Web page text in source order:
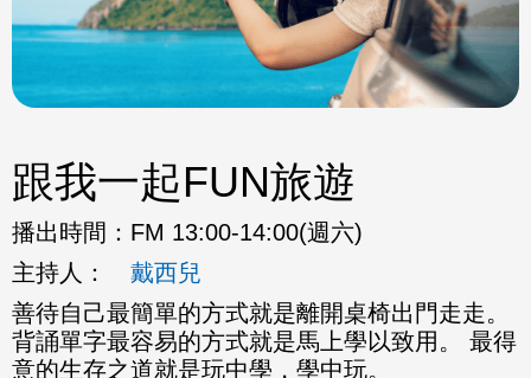
跟我一起FUN旅遊
播出時間： FM 13:00-14:00(週六)
主持人：
戴西兒
善待自己最簡單的方式就是離開桌椅出門走走。
背誦單字最容易的方式就是馬上學以致用。 最得
意的生存之道就是玩中學，學中玩。